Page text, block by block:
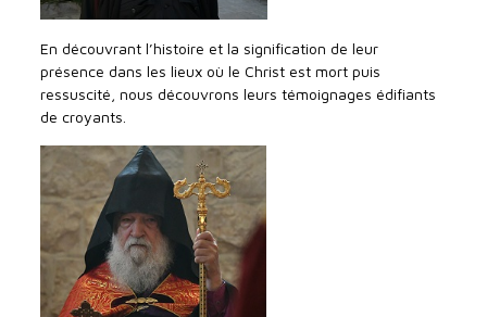
En découvrant l’histoire et la signification de leur
présence dans les lieux où le Christ est mort puis
ressuscité, nous découvrons leurs témoignages édifiants
de croyants.